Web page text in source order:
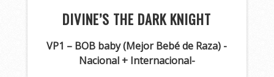
DIVINE’S THE DARK KNIGHT
VP1 – BOB baby (Mejor Bebé de Raza) -
Nacional + Internacional-